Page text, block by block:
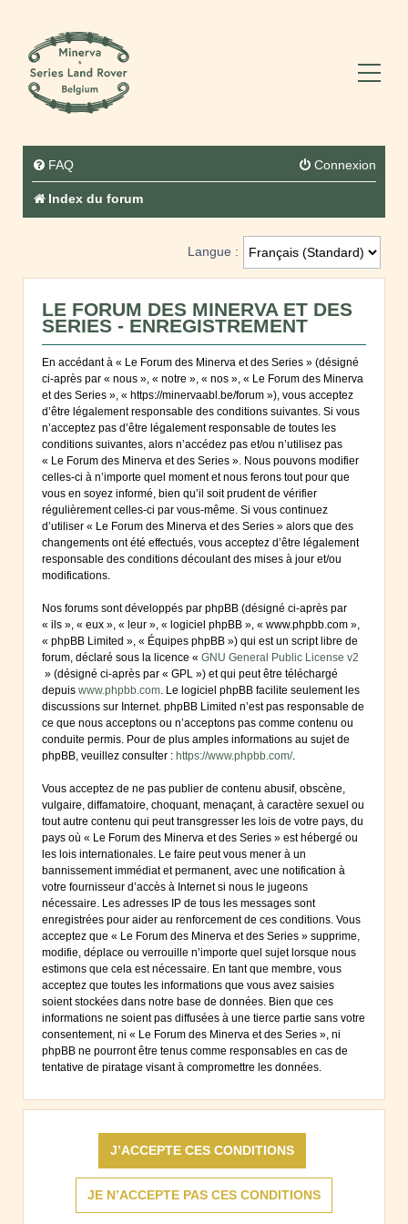
FAQ Connexion
Index du forum
Langue :
LE FORUM DES MINERVA ET DES
SERIES - ENREGISTREMENT
En accédant à « Le Forum des Minerva et des Series » (désigné
ci-après par « nous », « notre », « nos », « Le Forum des Minerva
et des Series », « https://minervaabl.be/forum »), vous acceptez
d’être légalement responsable des conditions suivantes. Si vous
n’acceptez pas d’être légalement responsable de toutes les
conditions suivantes, alors n’accédez pas et/ou n’utilisez pas
« Le Forum des Minerva et des Series ». Nous pouvons modifier
celles-ci à n’importe quel moment et nous ferons tout pour que
vous en soyez informé, bien qu’il soit prudent de vérifier
régulièrement celles-ci par vous-même. Si vous continuez
d’utiliser « Le Forum des Minerva et des Series » alors que des
changements ont été effectués, vous acceptez d’être légalement
responsable des conditions découlant des mises à jour et/ou
modifications.
Nos forums sont développés par phpBB (désigné ci-après par
« ils », « eux », « leur », « logiciel phpBB », « www.phpbb.com »,
« phpBB Limited », « Équipes phpBB ») qui est un script libre de
forum, déclaré sous la licence « GNU General Public License v2
» (désigné ci-après par « GPL ») et qui peut être téléchargé
depuis www.phpbb.com. Le logiciel phpBB facilite seulement les
discussions sur Internet. phpBB Limited n’est pas responsable de
ce que nous acceptons ou n’acceptons pas comme contenu ou
conduite permis. Pour de plus amples informations au sujet de
phpBB, veuillez consulter : https://www.phpbb.com/.
Vous acceptez de ne pas publier de contenu abusif, obscène,
vulgaire, diffamatoire, choquant, menaçant, à caractère sexuel ou
tout autre contenu qui peut transgresser les lois de votre pays, du
pays où « Le Forum des Minerva et des Series » est hébergé ou
les lois internationales. Le faire peut vous mener à un
bannissement immédiat et permanent, avec une notification à
votre fournisseur d’accès à Internet si nous le jugeons
nécessaire. Les adresses IP de tous les messages sont
enregistrées pour aider au renforcement de ces conditions. Vous
acceptez que « Le Forum des Minerva et des Series » supprime,
modifie, déplace ou verrouille n’importe quel sujet lorsque nous
estimons que cela est nécessaire. En tant que membre, vous
acceptez que toutes les informations que vous avez saisies
soient stockées dans notre base de données. Bien que ces
informations ne soient pas diffusées à une tierce partie sans votre
consentement, ni « Le Forum des Minerva et des Series », ni
phpBB ne pourront être tenus comme responsables en cas de
tentative de piratage visant à compromettre les données.